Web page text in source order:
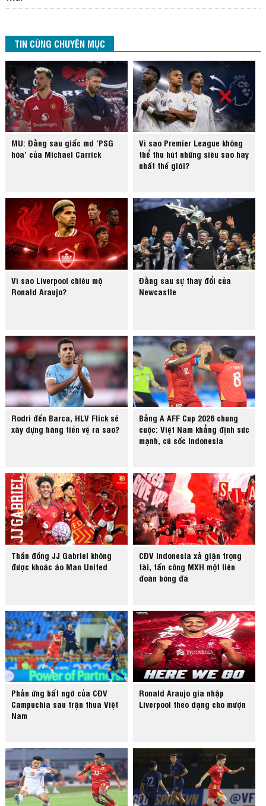
TIN CÙNG CHUYÊN MỤC
MU: Đằng sau giấc mơ ‘PSG
hóa’ của Michael Carrick
Vì sao Premier League không
thể thu hút những siêu sao hay
nhất thế giới?
Vì sao Liverpool chiêu mộ
Ronald Araujo?
Đằng sau sự thay đổi của
Newcastle
Rodri đến Barca, HLV Flick sẽ
xây dựng hàng tiền vệ ra sao?
Bảng A AFF Cup 2026 chung
cuộc: Việt Nam khẳng định sức
mạnh, cú sốc Indonesia
Thần đồng JJ Gabriel không
được khoác áo Man United
CĐV Indonesia xả giận trọng
tài, tấn công MXH một liên
đoàn bóng đá
Phản ứng bất ngờ của CĐV
Campuchia sau trận thua Việt
Nam
Ronald Araujo gia nhập
Liverpool theo dạng cho mượn